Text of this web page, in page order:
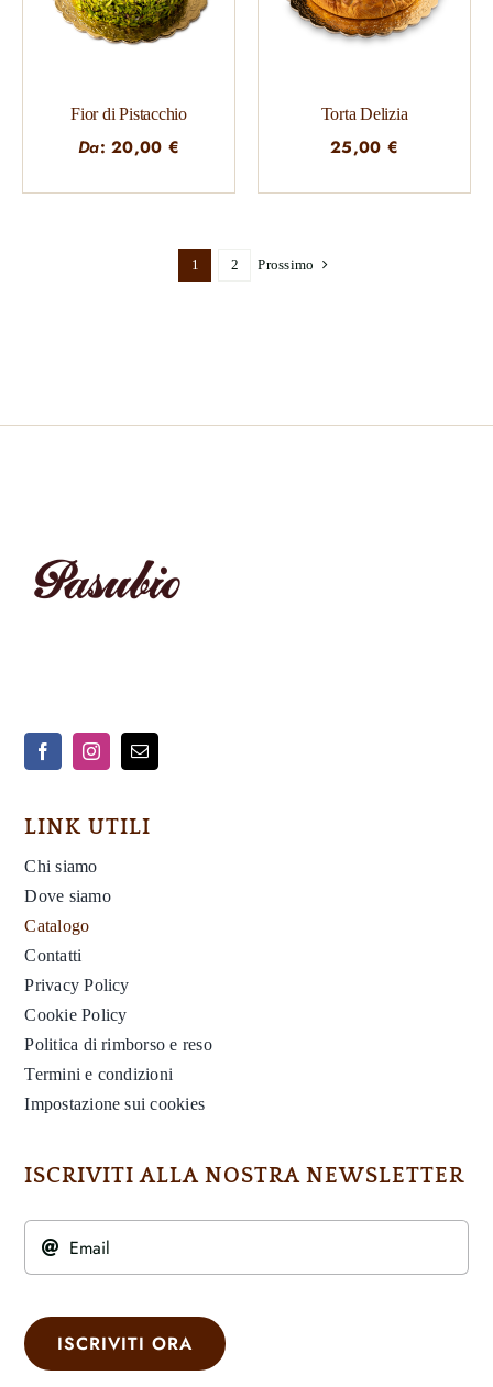
Fior di Pistacchio
Da:20,00 €
Torta Delizia
25,00 €
1 2 Prossimo
LINK UTILI
Chi siamo
Dove siamo
Catalogo
Contatti
Privacy Policy
Cookie Policy
Politica di rimborso e reso
Termini e condizioni
Impostazione sui cookies
ISCRIVITI ALLA NOSTRA NEWSLETTER
ISCRIVITI ORA